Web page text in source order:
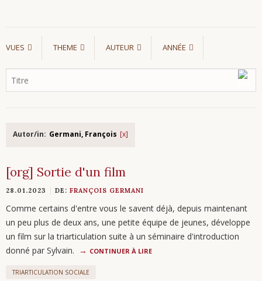
VUES THEME AUTEUR ANNÉE
Autor/in: Germani, François
[org] Sortie d'un film
28.01.2023 DE: FRANÇOIS GERMANI
Comme certains d'entre vous le savent déjà, depuis maintenant
un peu plus de deux ans, une petite équipe de jeunes, développe
un film sur la triarticulation suite à un séminaire d'introduction
donné par Sylvain.
CONTINUER À LIRE
TRIARTICULATION SOCIALE